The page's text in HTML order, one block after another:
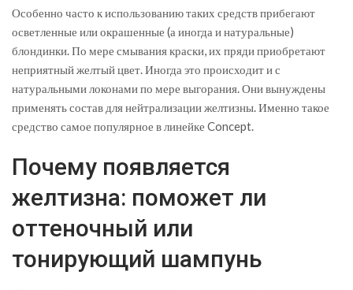
Особенно часто к использованию таких средств прибегают
осветленные или окрашенные (а иногда и натуральные)
блондинки. По мере смывания краски, их пряди приобретают
неприятный желтый цвет. Иногда это происходит и с
натуральными локонами по мере выгорания. Они вынуждены
применять состав для нейтрализации желтизны. Именно такое
средство самое популярное в линейке Concept.
Почему появляется
желтизна: поможет ли
оттеночный или
тонирующий шампунь